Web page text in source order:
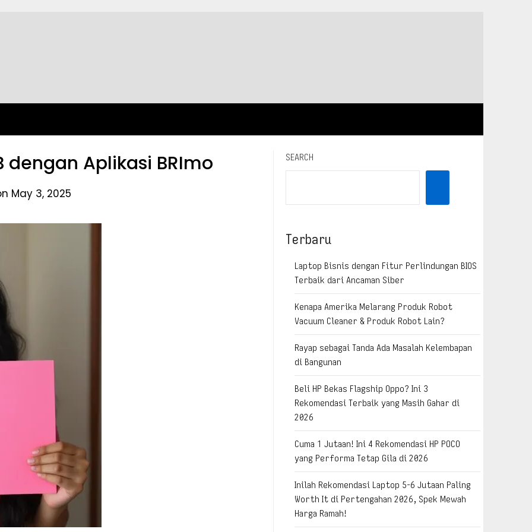
dengan Aplikasi BRImo
May 3, 2025
SEARCH
Terbaru
Laptop Bisnis dengan Fitur Perlindungan BIOS
Terbaik dari Ancaman Siber
Kenapa Amerika Melarang Produk Robot
Vacuum Cleaner & Produk Robot Lain?
Rayap sebagai Tanda Ada Masalah Kelembapan
di Bangunan
Beli HP Bekas Flagship Oppo? Ini 3
Rekomendasi Terbaik yang Masih Gahar di
2026
Cuma 1 Jutaan! Ini 4 Rekomendasi HP POCO
yang Performa Tetap Gila di 2026
Inilah Rekomendasi Laptop 5-6 Jutaan Paling
Worth It di Pertengahan 2026, Spek Mewah
Harga Ramah!